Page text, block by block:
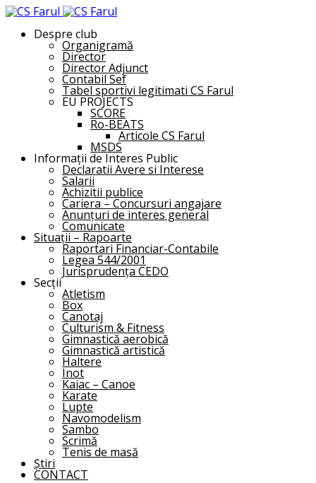
Despre club
Organigramă
Director
Director Adjunct
Contabil Sef
Tabel sportivi legitimati CS Farul
EU PROJECTS
SCORE
Ro-BEATS
Articole CS Farul
MSDS
Informații de Interes Public
Declaratii Avere si Interese
Salarii
Achizitii publice
Cariera – Concursuri angajare
Anunțuri de interes general
Comunicate
Situații – Rapoarte
Raportari Financiar-Contabile
Legea 544/2001
Jurisprudența CEDO
Secții
Atletism
Box
Canotaj
Culturism & Fitness
Gimnastică aerobică
Gimnastică artistică
Haltere
Inot
Kaiac – Canoe
Karate
Lupte
Navomodelism
Sambo
Scrimă
Tenis de masă
Știri
CONTACT